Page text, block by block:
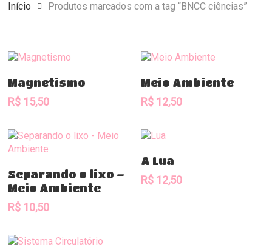
Início Produtos marcados com a tag “BNCC ciências”
Comprar
Magnetismo
R$ 15,50
Comprar
Meio Ambiente
R$12,50
Comprar
Separando o lixo –
Meio Ambiente
R$ 10,50
A Lua
R$12,50